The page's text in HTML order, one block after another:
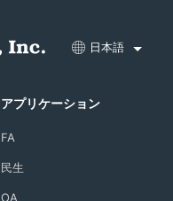
日本語
アプリケーション
FA
民生
OA